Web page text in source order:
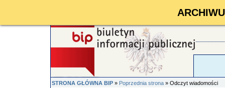
STRONA GŁÓWNA BIP»Poprzednia strona» Odczyt wiadomości